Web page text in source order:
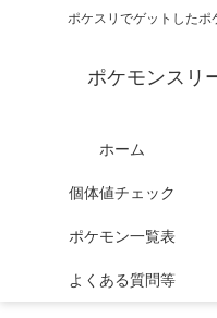
ポケスリでゲットしたポ
ポケモンスリ
ホーム
個体値チェック
ポケモン一覧表
よくある質問等